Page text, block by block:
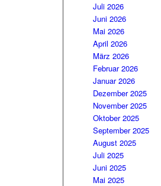
Juli 2026
Juni 2026
Mai 2026
April 2026
März 2026
Februar 2026
Januar 2026
Dezember 2025
November 2025
Oktober 2025
September 2025
August 2025
Juli 2025
Juni 2025
Mai 2025